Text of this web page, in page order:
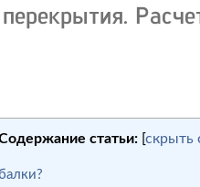
статьи: [скрыть